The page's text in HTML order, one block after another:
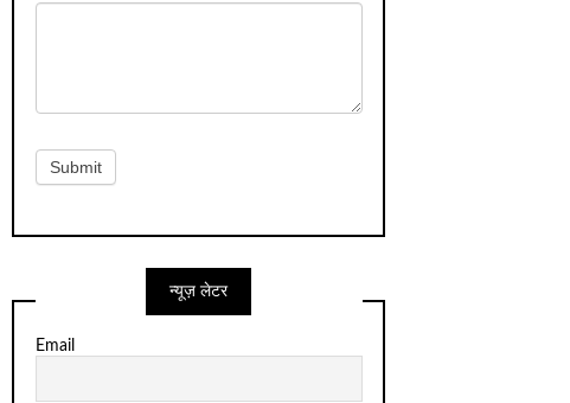
Submit
न्यूज़ लेटर
Email